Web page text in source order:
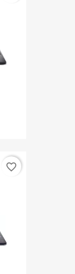
favorite_border